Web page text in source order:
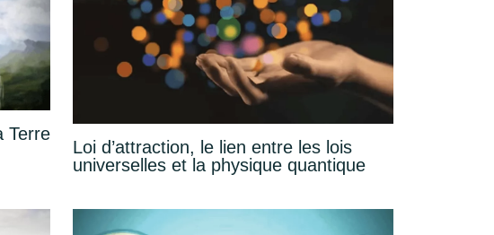
Terre
Loi d’attraction, le lien entre les lois
universelles et la physique quantique